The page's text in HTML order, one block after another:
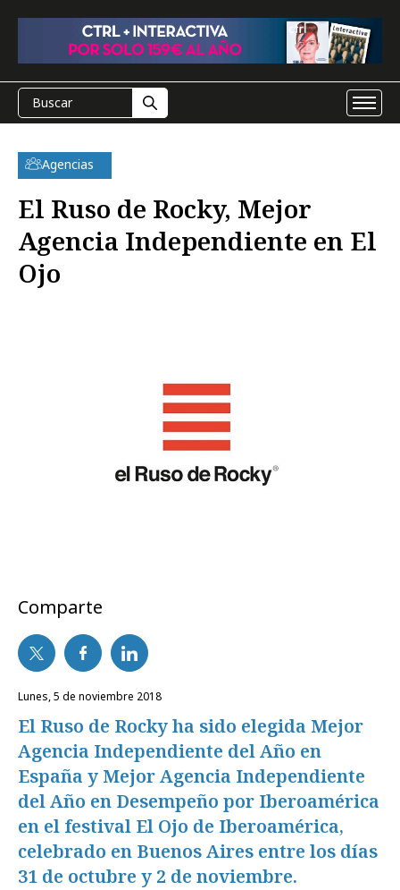
Agencias
El Ruso de Rocky, Mejor
Agencia Independiente en El
Ojo
Comparte
lunes, 5 de noviembre 2018
El Ruso de Rocky ha sido elegida Mejor
Agencia Independiente del Año en
España y Mejor Agencia Independiente
del Año en Desempeño por Iberoamérica
en el festival El Ojo de Iberoamérica,
celebrado en Buenos Aires entre los días
31 de octubre y 2 de noviembre.